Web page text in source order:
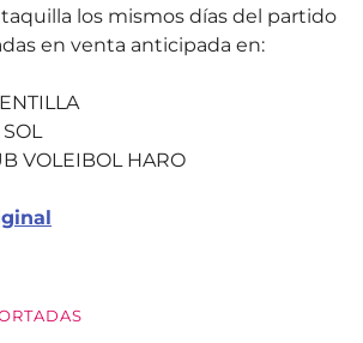
los mismos días del partido
en venta anticipada en:
SOL
VOLEIBOL HARO